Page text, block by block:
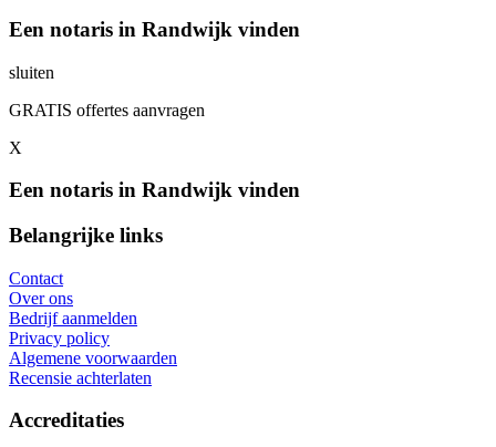
Een notaris in Randwijk vinden
sluiten
GRATIS offertes aanvragen
X
Een notaris in Randwijk vinden
Belangrijke links
Contact
Over ons
Bedrijf aanmelden
Privacy policy
Algemene voorwaarden
Recensie achterlaten
Accreditaties